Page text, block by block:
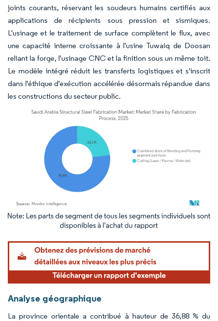
joints courants, réservant les soudeurs humains certifiés aux
applications de récipients sous pression et sismiques.
L'usinage et le traitement de surface complètent le flux, avec
une capacité interne croissante à l'usine Tuwaiq de Doosan
reliant la forge, l'usinage CNC et la finition sous un même toit.
Le modèle intégré réduit les transferts logistiques et s'inscrit
dans l'éthique d'exécution accélérée désormais répandue dans
les constructions du secteur public.
Image © Mordor Intelligence. La réutilisation nécessite une attribution sous CC BY
Analyse géographique
La province orientale a contribué à hauteur de 36,88 % du